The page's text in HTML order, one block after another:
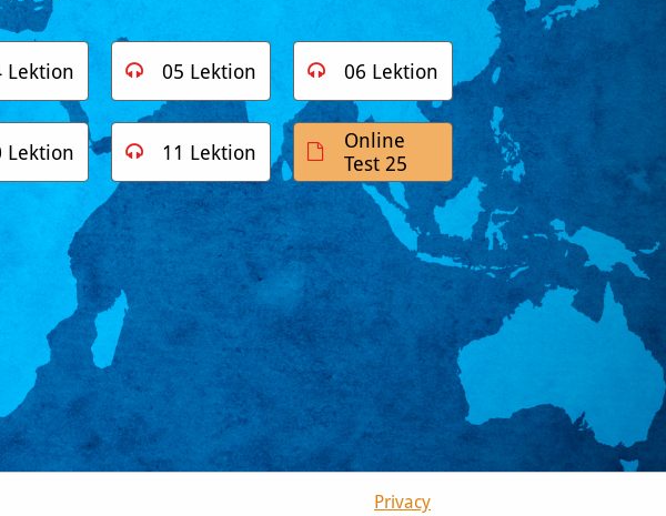
Online
Test 25

Lektion 05 Lektion
 06 Lektion

Lektion 11 Lektion

Privacy